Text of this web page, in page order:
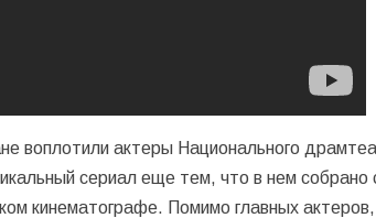
воплотили актеры Национального
сериал еще тем, что в нем собрано
кинематографе. Помимо главных